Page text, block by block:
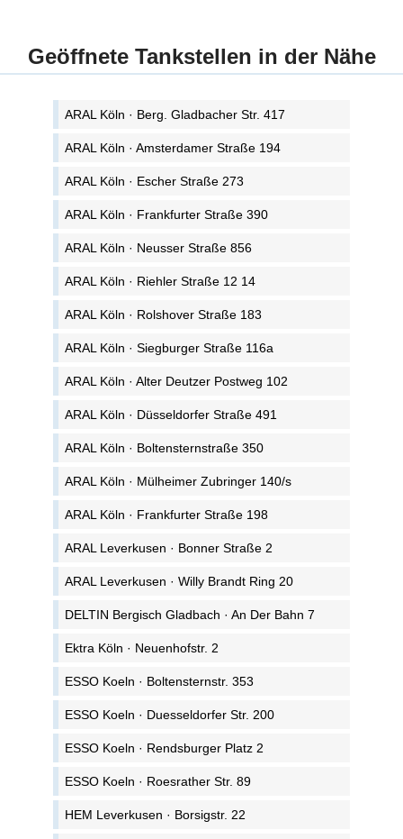
Geöffnete Tankstellen in der Nähe
ARAL Köln · Berg. Gladbacher Str. 417
ARAL Köln · Amsterdamer Straße 194
ARAL Köln · Escher Straße 273
ARAL Köln · Frankfurter Straße 390
ARAL Köln · Neusser Straße 856
ARAL Köln · Riehler Straße 12 14
ARAL Köln · Rolshover Straße 183
ARAL Köln · Siegburger Straße 116a
ARAL Köln · Alter Deutzer Postweg 102
ARAL Köln · Düsseldorfer Straße 491
ARAL Köln · Boltensternstraße 350
ARAL Köln · Mülheimer Zubringer 140/s
ARAL Köln · Frankfurter Straße 198
ARAL Leverkusen · Bonner Straße 2
ARAL Leverkusen · Willy Brandt Ring 20
DELTIN Bergisch Gladbach · An Der Bahn 7
Ektra Köln · Neuenhofstr. 2
ESSO Koeln · Boltensternstr. 353
ESSO Koeln · Duesseldorfer Str. 200
ESSO Koeln · Rendsburger Platz 2
ESSO Koeln · Roesrather Str. 89
HEM Leverkusen · Borsigstr. 22